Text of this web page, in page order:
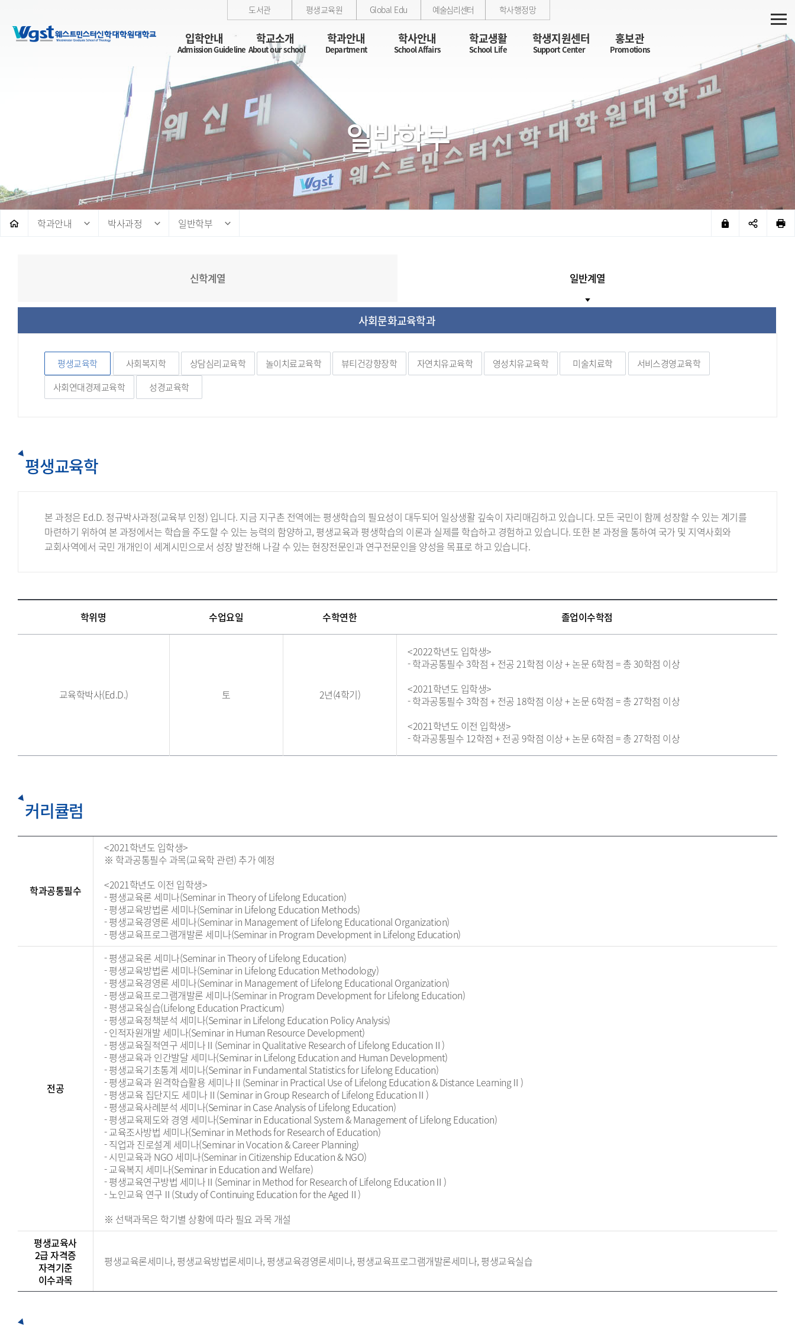
입학안내
Admission Guideline
학교소개
About our school
학과안내
Department
학사안내
School Affairs
학교생활
School Life
학생지원센터
Support Center
홍보관
Promotions
도서관 평생교육원 Global Edu 예술심리센터 학사행정망
일반학부
학과안내 박사과정 일반학부
신학계열 일반계열
사회문화교육학과
평생교육학 사회복지학 상담심리교육학 놀이치료교육학 뷰티건강향장학 자연치유교육학 영성치유교육학 미술치료학
서비스경영교육학
사회연대경제교육학
성경교육학
평생교육학
본 과정은 Ed.D. 정규박사과정(교육부 인정) 입니다. 지금 지구촌 전역에는 평생학습의 필요성이 대두되어 일상생활 깊숙이 자리매김하고 있습니다. 모든 국민이 함께 성장할 수 있는 계기를
마련하기 위하여 본 과정에서는 학습을 주도할 수 있는 능력의 함양하고, 평생교육과 평생학습의 이론과 실제를 학습하고 경험하고 있습니다. 또한 본 과정을 통하여 국가 및 지역사회와
교회사역에서 국민 개개인이 세계시민으로서 성장 발전해 나갈 수 있는 현장전문인과 연구전문인을 양성을 목표로 하고 있습니다.
학위명 수업요일 수학연한 졸업이수학점
교육학박사(Ed.D.) 토 2년(4학기)
<2022학년도 입학생>
- 학과공통필수 3학점 + 전공 21학점 이상 + 논문 6학점 = 총 30학점 이상
<2021학년도 입학생>
- 학과공통필수 3학점 + 전공 18학점 이상 + 논문 6학점 = 총 27학점 이상
<2021학년도 이전 입학생>
- 학과공통필수 12학점 + 전공 9학점 이상 + 논문 6학점 = 총 27학점 이상
커리큘럼
학과공통필수
<2021학년도 입학생>
※ 학과공통필수 과목(교육학 관련) 추가 예정
<2021학년도 이전 입학생>
- 평생교육론 세미나(Seminar in Theory of Lifelong Education)
- 평생교육방법론 세미나(Seminar in Lifelong Education Methods)
- 평생교육경영론 세미나(Seminar in Management of Lifelong Educational Organization)
- 평생교육프로그램개발론 세미나(Seminar in Program Development in Lifelong Education)
전공
- 평생교육론 세미나(Seminar in Theory of Lifelong Education)
- 평생교육방법론 세미나(Seminar in Lifelong Education Methodology)
- 평생교육경영론 세미나(Seminar in Management of Lifelong Educational Organization)
- 평생교육프로그램개발론 세미나(Seminar in Program Development for Lifelong Education)
- 평생교육실습(Lifelong Education Practicum)
- 평생교육정책분석 세미나(Seminar in Lifelong Education Policy Analysis)
- 인적자원개발 세미나(Seminar in Human Resource Development)
- 평생교육질적연구 세미나Ⅱ(Seminar in Qualitative Research of Lifelong EducationⅡ)
- 평생교육과 인간발달 세미나(Seminar in Lifelong Education and Human Development)
- 평생교육기초통계 세미나(Seminar in Fundamental Statistics for Lifelong Education)
- 평생교육과 원격학습활용 세미나Ⅱ(Seminar in Practical Use of Lifelong Education & Distance LearningⅡ)
- 평생교육 집단지도 세미나Ⅱ(Seminar in Group Research of Lifelong EducationⅡ)
- 평생교육사례분석 세미나(Seminar in Case Analysis of Lifelong Education)
- 평생교육제도와 경영 세미나(Seminar in Educational System & Management of Lifelong Education)
- 교육조사방법 세미나(Seminar in Methods for Research of Education)
- 직업과 진로설계 세미나(Seminar in Vocation & Career Planning)
- 시민교육과 NGO 세미나(Seminar in Citizenship Education & NGO)
- 교육복지 세미나(Seminar in Education and Welfare)
- 평생교육연구방법 세미나Ⅱ(Seminar in Method for Research of Lifelong EducationⅡ)
- 노인교육 연구Ⅱ(Study of Continuing Education for the AgedⅡ)
※ 선택과목은 학기별 상황에 따라 필요 과목 개설
평생교육사
2급 자격증
자격기준
이수과목
평생교육론세미나, 평생교육방법론세미나, 평생교육경영론세미나, 평생교육프로그램개발론세미나, 평생교육실습